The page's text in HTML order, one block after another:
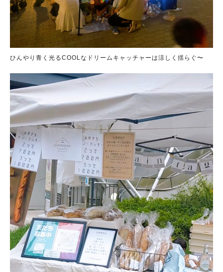
ひんやり青く光るCOOLなドリームキャッチャーは涼しく揺らぐ〜
人気のキーワード
#ラーメン#ショッピング#カフェ#スイーツ#パン#カレー #柏駅
#教えたい/こんなの見つけた